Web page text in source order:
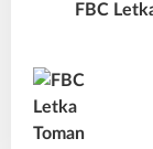
FBC